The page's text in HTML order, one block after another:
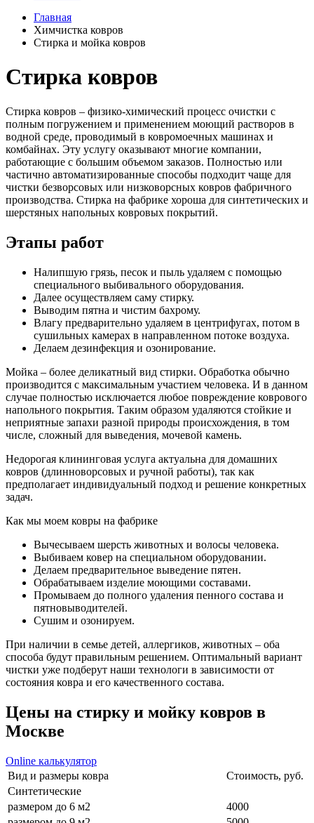
Главная
Химчистка ковров
Стирка и мойка ковров
Стирка ковров
Стирка ковров – физико-химический процесс очистки с
полным погружением и применением моющий растворов в
водной среде, проводимый в ковромоечных машинах и
комбайнах. Эту услугу оказывают многие компании,
работающие с большим объемом заказов. Полностью или
частично автоматизированные способы подходит чаще для
чистки безворсовых или низковорсных ковров фабричного
производства. Стирка на фабрике хороша для синтетических и
шерстяных напольных ковровых покрытий.
Этапы работ
Налипшую грязь, песок и пыль удаляем с помощью
специального выбивального оборудования.
Далее осуществляем саму стирку.
Выводим пятна и чистим бахрому.
Влагу предварительно удаляем в центрифугах, потом в
сушильных камерах в направленном потоке воздуха.
Делаем дезинфекция и озонирование.
Мойка – более деликатный вид стирки. Обработка обычно
производится с максимальным участием человека. И в данном
случае полностью исключается любое повреждение коврового
напольного покрытия. Таким образом удаляются стойкие и
неприятные запахи разной природы происхождения, в том
числе, сложный для выведения, мочевой камень.
Недорогая клининговая услуга актуальна для домашних
ковров (длинноворсовых и ручной работы), так как
предполагает индивидуальный подход и решение конкретных
задач.
Как мы моем ковры на фабрике
Вычесываем шерсть животных и волосы человека.
Выбиваем ковер на специальном оборудовании.
Делаем предварительное выведение пятен.
Обрабатываем изделие моющими составами.
Промываем до полного удаления пенного состава и
пятновыводителей.
Сушим и озонируем.
При наличии в семье детей, аллергиков, животных – оба
способа будут правильным решением. Оптимальный вариант
чистки уже подберут наши технологи в зависимости от
состояния ковра и его качественного состава.
Цены на стирку и мойку ковров в
Москве
Online калькулятор
Вид и размеры ковра
Стоимость, руб.
Синтетические
размером до 6 м2
4000